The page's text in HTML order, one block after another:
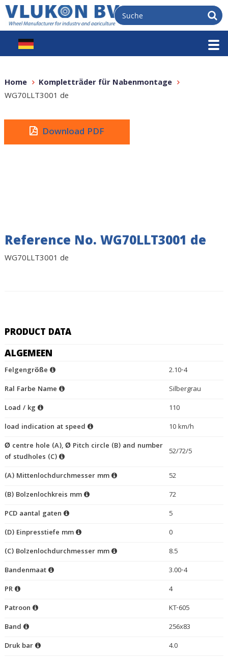
Home
Kompletträder für Nabenmontage
WG70LLT3001 de
Download PDF
Reference No. WG70LLT3001 de
WG70LLT3001 de
PRODUCT DATA
ALGEMEEN
Felgengröße
2.10-4
Ral Farbe Name
Silbergrau
Load / kg
110
load indication at speed
10 km/h
Ø centre hole (A), Ø Pitch circle (B) and number
of studholes (C)
52/72/5
(A) Mittenlochdurchmesser mm
52
(B) Bolzenlochkreis mm
72
PCD aantal gaten
5
(D) Einpresstiefe mm
0
(C) Bolzenlochdurchmesser mm
8.5
Bandenmaat
3.00-4
PR
4
Patroon
KT-605
Band
256x83
Druk bar
4.0